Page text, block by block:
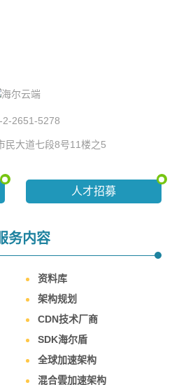
2-2651-5278
民大道七段8号11楼之5
人才招募
务内容
资料库
架构规划
CDN技术厂商
SDK海尔盾
全球加速架构
混合雲加速架构